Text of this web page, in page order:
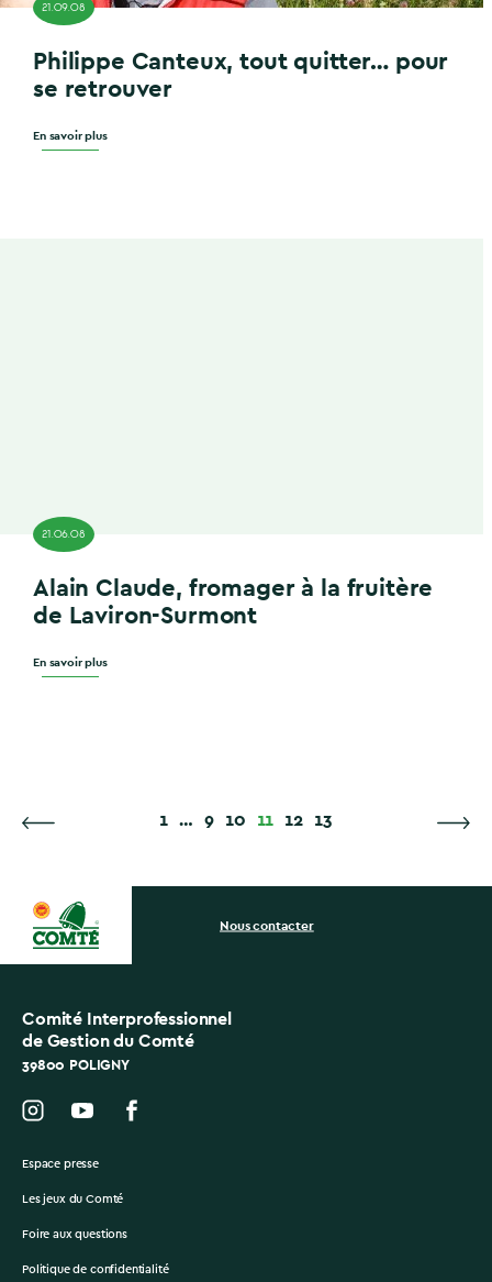
21.09.08
Philippe Canteux, tout quitter… pour
se retrouver
En savoir plus
21.06.08
Alain Claude, fromager à la fruitère
de Laviron-Surmont
En savoir plus
1 … 9 10 11 12 13
Comité Interprofessionnel
de Gestion du Comté
39800 POLIGNY
Nous contacter
Espace presse
Les jeux du Comté
Foire aux questions
Politique de confidentialité